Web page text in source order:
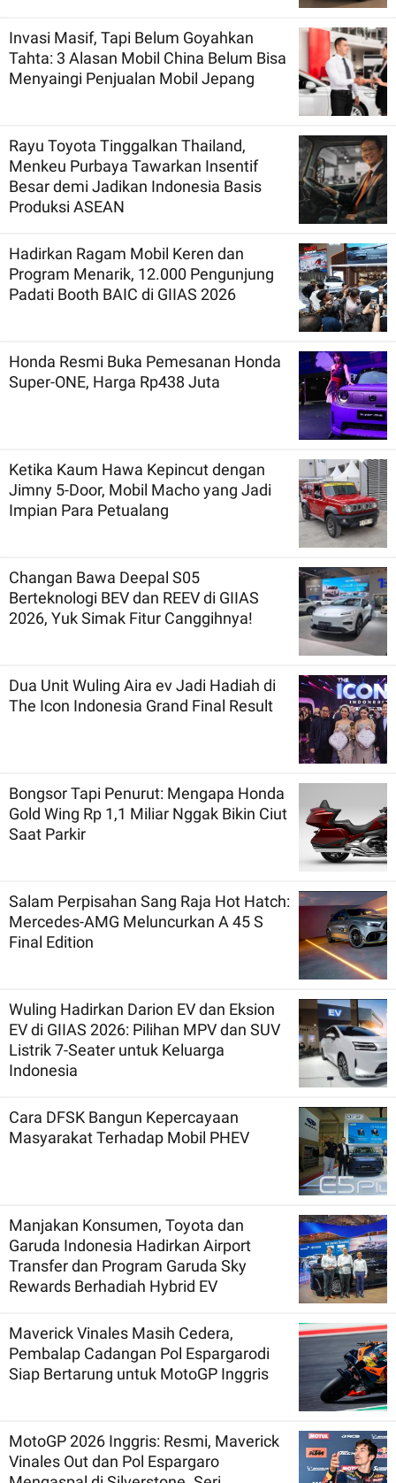
Invasi Masif, Tapi Belum Goyahkan
Tahta: 3 Alasan Mobil China Belum Bisa
Menyaingi Penjualan Mobil Jepang
Rayu Toyota Tinggalkan Thailand,
Menkeu Purbaya Tawarkan Insentif
Besar demi Jadikan Indonesia Basis
Produksi ASEAN
Hadirkan Ragam Mobil Keren dan
Program Menarik, 12.000 Pengunjung
Padati Booth BAIC di GIIAS 2026
Honda Resmi Buka Pemesanan Honda
Super-ONE, Harga Rp438 Juta
Ketika Kaum Hawa Kepincut dengan
Jimny 5-Door, Mobil Macho yang Jadi
Impian Para Petualang
Changan Bawa Deepal S05
Berteknologi BEV dan REEV di GIIAS
2026, Yuk Simak Fitur Canggihnya!
Dua Unit Wuling Aira ev Jadi Hadiah di
The Icon Indonesia Grand Final Result
Bongsor Tapi Penurut: Mengapa Honda
Gold Wing Rp 1,1 Miliar Nggak Bikin Ciut
Saat Parkir
Salam Perpisahan Sang Raja Hot Hatch:
Mercedes-AMG Meluncurkan A 45 S
Final Edition
Wuling Hadirkan Darion EV dan Eksion
EV di GIIAS 2026: Pilihan MPV dan SUV
Listrik 7-Seater untuk Keluarga
Indonesia
Cara DFSK Bangun Kepercayaan
Masyarakat Terhadap Mobil PHEV
Manjakan Konsumen, Toyota dan
Garuda Indonesia Hadirkan Airport
Transfer dan Program Garuda Sky
Rewards Berhadiah Hybrid EV
Maverick Vinales Masih Cedera,
Pembalap Cadangan Pol Espargarodi
Siap Bertarung untuk MotoGP Inggris
MotoGP 2026 Inggris: Resmi, Maverick
Vinales Out dan Pol Espargaro